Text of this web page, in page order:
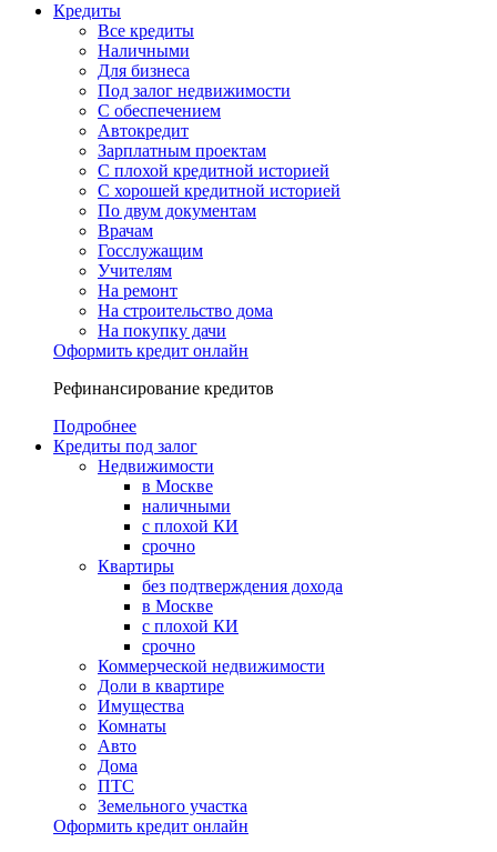
Кредиты
Все кредиты
Наличными
Для бизнеса
Под залог недвижимости
С обеспечением
Автокредит
Зарплатным проектам
С плохой кредитной историей
С хорошей кредитной историей
По двум документам
Врачам
Госслужащим
Учителям
На ремонт
На строительство дома
На покупку дачи
Оформить кредит онлайн
Рефинансирование кредитов
Подробнее
Кредиты под залог
Недвижимости
в Москве
наличными
с плохой КИ
срочно
Квартиры
без подтверждения дохода
в Москве
с плохой КИ
срочно
Коммерческой недвижимости
Доли в квартире
Имущества
Комнаты
Авто
Дома
ПТС
Земельного участка
Оформить кредит онлайн